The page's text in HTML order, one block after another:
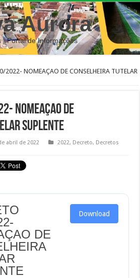
Aurora
| Portal de Informações
2022- NOMEAÇAO DE CONSELHEIRA TUTELAR
NOMEAÇAO DE
SUPLENTE
abril de 2022 2022, Decreto, Decretos
DE
Download